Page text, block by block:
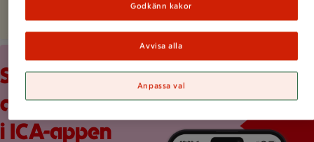
Röd bakgrund med stor rosa splash, en mobilskärmvy som
Scrolla veckans
alla erbjudanden
i ICA-appen
Godkänn kakor
Avvisa alla
Anpassa val